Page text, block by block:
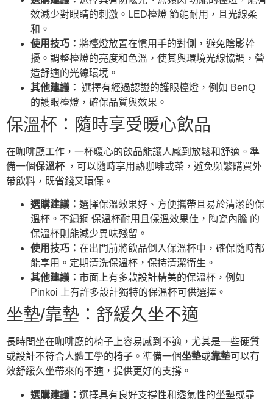
效減少對眼睛的刺激。LED檯燈 節能耐用，且光線柔
和。
使用技巧： 將檯燈放置在慣用手的對側，避免陰影幹
擾。調整檯燈的亮度和色溫，使其與環境光線協調，營
造舒適的光線環境。
其他建議： 選擇有經過認證的護眼檯燈，例如 BenQ
的護眼檯燈，確保品質與效果。
保溫杯：隨時享受暖心飲品
在咖啡廳工作，一杯暖心的飲品能讓人感到放鬆和舒適。準
備一個保溫杯 ，可以隨時享用熱咖啡或茶，避免頻繁購買外
帶飲料，既省錢又環保。
選購建議： 選擇保溫效果好、方便攜帶且易於清潔的保
溫杯。不鏽鋼 保溫杯耐用且保溫效果佳，陶瓷內膽 的
保溫杯則能減少異味殘留。
使用技巧： 在出門前將飲品倒入保溫杯中，確保隨時都
能享用。定期清洗保溫杯，保持清潔衛生。
其他建議： 市面上有多款設計精美的保溫杯，例如
Pinkoi 上有許多設計獨特的保溫杯可供選擇。
坐墊/靠墊：舒緩久坐不適
長時間坐在咖啡廳的椅子上容易感到不適，尤其是一些硬質
或設計不符合人體工學的椅子。準備一個坐墊或靠墊可以有
效舒緩久坐帶來的不適，提供更好的支撐。
選購建議： 選擇具有良好支撐性和透氣性的坐墊或靠